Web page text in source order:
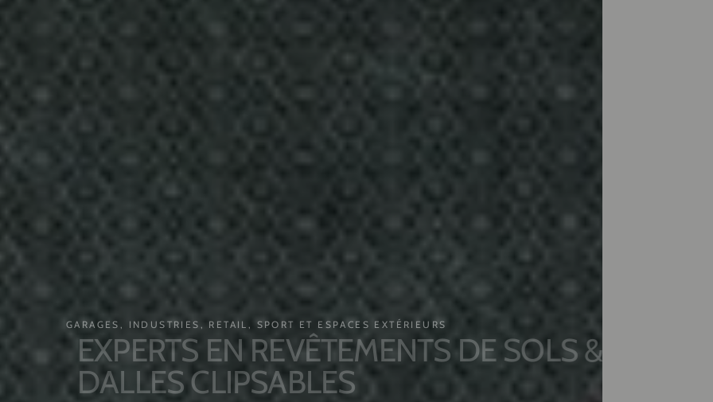
GARAGES, INDUSTRIES, RETAIL, SPORT ET ESPACES EXTÉRIEURS
EXPERTS EN REVÊTEMENTS DE SOLS &
DALLES CLIPSABLES